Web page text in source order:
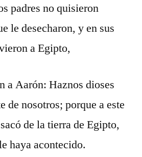
padres no quisieron
le desecharon, y en sus
a Egipto,
a Aarón: Haznos dioses
de nosotros; porque a este
de la tierra de Egipto,
haya acontecido.